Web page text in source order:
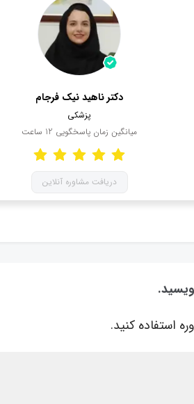
دکتر ناهید نیک فرجام
پزشکی
میانگین زمان پاسخگویی 12 ساعت
دریافت مشاوره آنلاین
استفاده کنید.